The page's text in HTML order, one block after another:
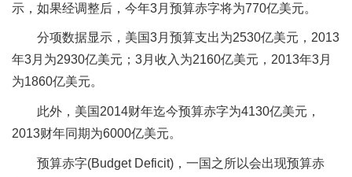
示，如果经调整后，今年3月预算赤字将为770亿美元。
分项数据显示，美国3月预算支出为2530亿美元，2013
年3月为2930亿美元；3月收入为2160亿美元，2013年3月
为1860亿美元。
此外，美国2014财年迄今预算赤字为4130亿美元，
2013财年同期为6000亿美元。
预算赤字(Budget Deficit)，一国之所以会出现预算赤